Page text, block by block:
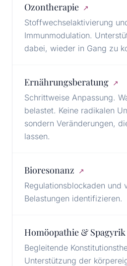
Ozontherapie ↗
Stoffwechselaktivierung
Immunmodulation.
dabei, wieder in Gang zu
Ernährungsberatung ↗
Schrittweise Anpassung.
belastet. Keine radikalen
sondern Veränderungen,
lassen.
Bioresonanz ↗
Regulationsblockaden und
Belastungen identifizieren.
Homöopathie & Spagyrik
Begleitende
Unterstützung der